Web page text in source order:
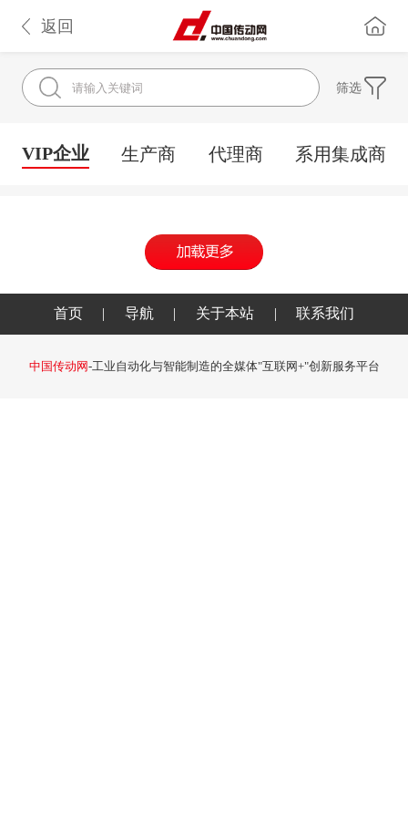
返回
筛选
VIP企业 生产商 代理商 系用集成商
首页 | 导航 | 关于本站 | 联系我们
中国传动网-工业自动化与智能制造的全媒体"互联网+"创新服务平台